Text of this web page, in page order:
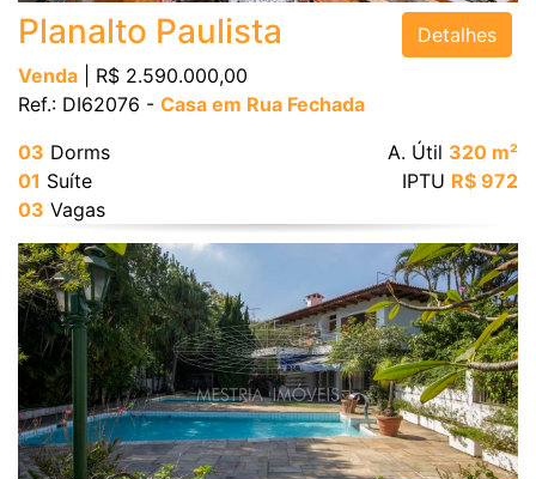
Planalto Paulista
Venda | R$ 2.590.000,00
Ref.: DI62076 - Casa em Rua Fechada
Detalhes
03 Dorms
01 Suíte
03 Vagas
A. Útil 320 m²
IPTU R$ 972
Área Útil (m²)
Área Total (m²)
BUSCAR